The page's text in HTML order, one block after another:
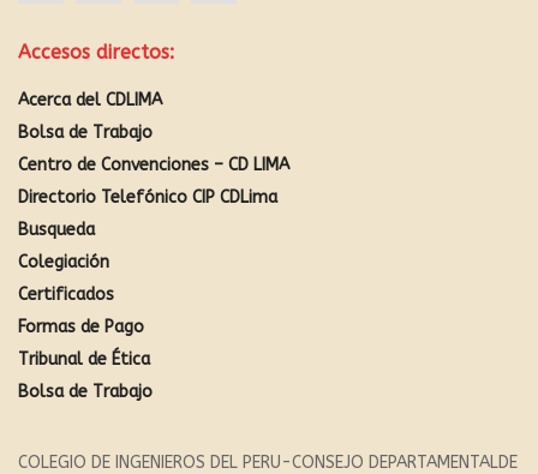
Accesos directos:
Acerca del CDLIMA
Bolsa de Trabajo
Centro de Convenciones – CD LIMA
Directorio Telefónico CIP CDLima
Busqueda
Colegiación
Certificados
Formas de Pago
Tribunal de Ética
Bolsa de Trabajo
COLEGIO DE INGENIEROS DEL PERU-CONSEJO DEPARTAMENTALDE